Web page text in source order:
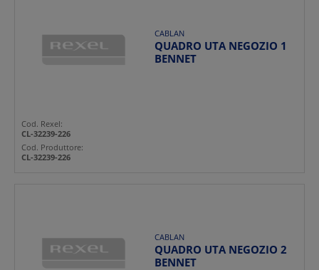
CABLAN
QUADRO UTA NEGOZIO 1
BENNET
Cod. Rexel:
CL-32239-226
Cod. Produttore:
CL-32239-226
CABLAN
QUADRO UTA NEGOZIO 2
BENNET